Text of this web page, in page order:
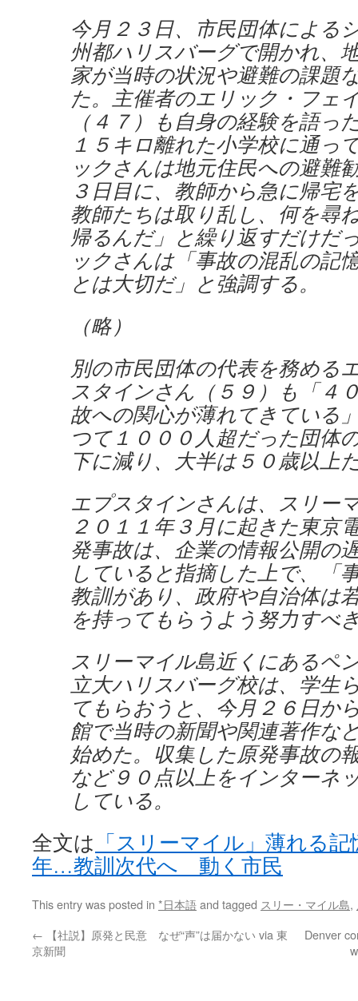
今月２３日、市民団体による
州都ハリスバーグで開かれ、
家が当時の状況や避難の課題
た。主催者のエリック・フェ
（４７）も自身の経験を語っ
１５キロ離れた小学校に通っ
ックさんは地元住民への避難
３日目に、教師から急に帰宅
教師たちは取り乱し、何を尋
帰るんだ」と繰り返すだけだ
ックさんは「事故の混乱の記
とは大切だ」と強調する。
（略）
別の市民団体の代表を務める
スタインさん（５９）も「４
故への関心が薄れてきている
つて１０００人超だった団体
下に減り、大半は５０歳以上
エプスタインさんは、スリー
２０１１年３月に起きた東京
発事故は、企業の情報公開の
していると指摘した上で、「
教訓があり、政府や自治体は
を持ってもらうよう努力すべ
スリーマイル島近くにあるペ
立大ハリスバーグ校は、学生
てもらおうと、今月２６日か
館で当時の新聞や関連著作な
始めた。収集した原発事故の
など９０点以上をインターネ
している。
全文は 「スリーマイル」薄れる
年…教訓次代へ 動く市民
This entry was posted in *日本語and tagged スリー・マイル島,
← 【社説】原発と民意 なぜ“声”は届かない via 東
京新聞
Denver